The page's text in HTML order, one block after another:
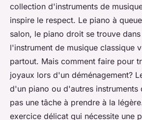
collection d'instruments de
inspire le respect. Le piano à
salon, le piano droit se trouve
l'instrument de musique classique
partout. Mais comment faire pour
joyaux lors d'un déménagement?
d'un piano ou d'autres instruments
pas une tâche à prendre à la
exercice délicat qui nécessite une